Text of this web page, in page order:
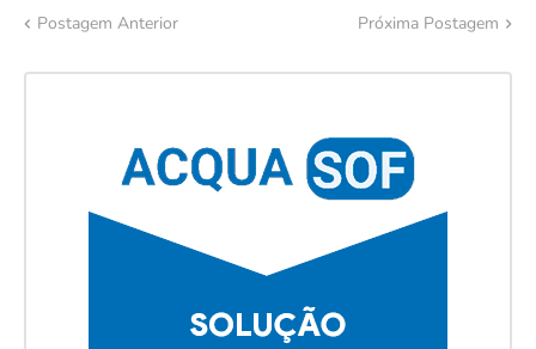
Postagem Anterior Próxima Postagem